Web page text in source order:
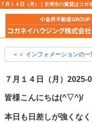
７月１４日（月）｜古河市の賃貸はコガ
＜＜ インフォメーションの一
７月１４日（月） 2025-
皆様こんにちは(^▽^)/
本日も日差しが強くな